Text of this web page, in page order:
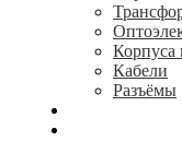
Корпуса
Кабели
Разъёмы